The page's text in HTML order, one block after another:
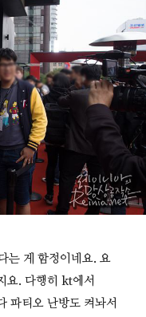
는 게 함정이네요. 요
요. 다행히 kt에서
파티오 난방도 켜놔서